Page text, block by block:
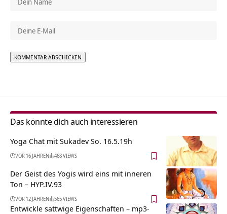
Das könnte dich auch interessieren
Yoga Chat mit Sukadev So. 16.5.19h
VOR 16 JAHREN 468 VIEWS
Der Geist des Yogis wird eins mit inneren
Ton – HYP.IV.93
VOR 12 JAHREN 565 VIEWS
Entwickle sattwige Eigenschaften – mp3-